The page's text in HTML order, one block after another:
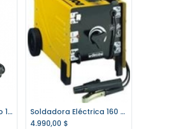
Soldadora Deca Tecno 165T 140 Amp.
Agregar al carrito
Soldadora Eléctrica 160 A. Domus Deca 171E
4.990,00 $